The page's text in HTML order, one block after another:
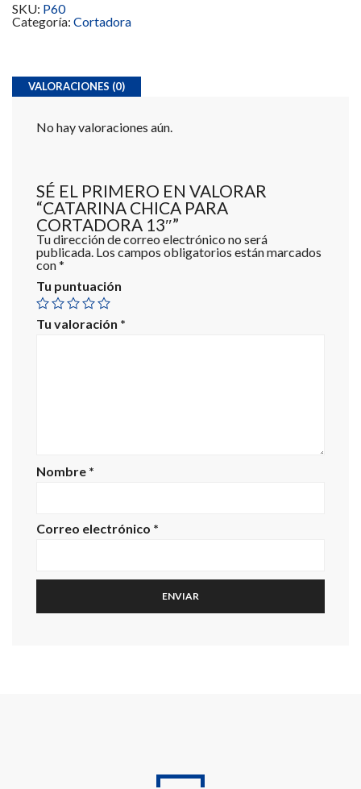
SKU: P60
Categoría: Cortadora
VALORACIONES (0)
No hay valoraciones aún.
SÉ EL PRIMERO EN VALORAR
“CATARINA CHICA PARA
CORTADORA 13″”
Tu dirección de correo electrónico no será
publicada. Los campos obligatorios están marcados
con*
Tu puntuación
Tu valoración *
Nombre *
Correo electrónico *